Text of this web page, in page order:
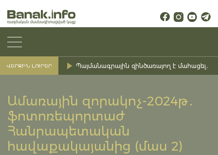
ՎԵՐՋԻՆ ԼՈՒՐԵՐ Պայմանագրային զինծառայող է մահացել․
Ամառային զորակոչ-2024թ․
ֆոտոռեպորտաժ
Հանրապետական
հավաքակայանից (մաս 2)